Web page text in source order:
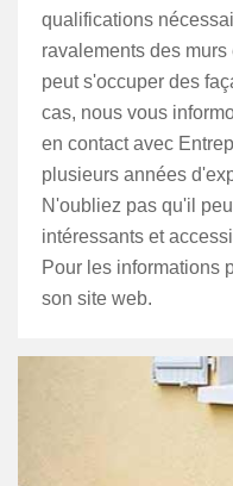
qualifications
ravalements des murs
peut s'occuper des
cas, nous vous
en contact avec
plusieurs années
N'oubliez pas qu'il
intéressants et
Pour les informations
son site web.